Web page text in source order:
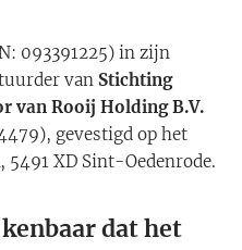
093391225) in zijn
van Stichting
van Rooij Holding B.V.
gevestigd op het
5491 XD Sint-Oedenrode.
dat het